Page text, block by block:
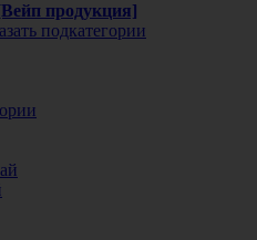
продукция]
подкатегории